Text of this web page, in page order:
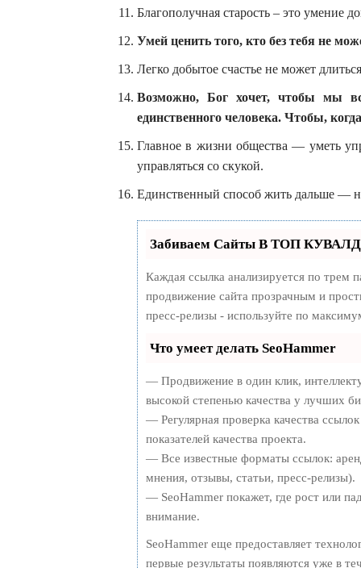
Благополучная старость – это умение
Умей ценить того, кто без тебя не
Легко добытое счастье не может
Возможно, Бог хочет, чтобы мы
единственного человека. Чтобы,
Главное в жизни общества — уметь
управляться со скукой.
Единственный способ жить дальше —
Забиваем Сайты В ТОП
Каждая ссылка анализируется по трем
продвижение сайта прозрачным и
пресс-релизы - используйте по
Что умеет делать SeoHammer
— Продвижение в один клик,
высокой степенью качества у лучших
— Регулярная проверка качества
показателей качества проекта.
— Все известные форматы ссылок:
мнения, отзывы, статьи, пресс-релизы).
— SeoHammer покажет, где рост или
внимание.
SeoHammer еще предоставляет
первые результаты появляются уже в